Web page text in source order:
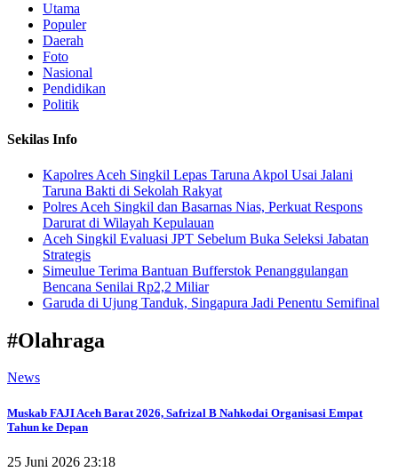
Utama
Populer
Daerah
Foto
Nasional
Pendidikan
Politik
Sekilas Info
Kapolres Aceh Singkil Lepas Taruna Akpol Usai Jalani
Taruna Bakti di Sekolah Rakyat
Polres Aceh Singkil dan Basarnas Nias, Perkuat Respons
Darurat di Wilayah Kepulauan
Aceh Singkil Evaluasi JPT Sebelum Buka Seleksi Jabatan
Strategis
Simeulue Terima Bantuan Bufferstok Penanggulangan
Bencana Senilai Rp2,2 Miliar
Garuda di Ujung Tanduk, Singapura Jadi Penentu Semifinal
#Olahraga
News
Muskab FAJI Aceh Barat 2026, Safrizal B Nahkodai Organisasi Empat
Tahun ke Depan
25 Juni 2026 23:18